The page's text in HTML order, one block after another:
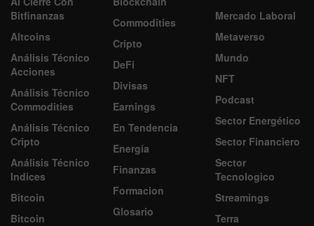
Bitfinanzas
Altcoins
Análisis Técnico
Acciones
Análisis Técnico
Commodities
Análisis Técnico
Cripto
Análisis Técnico
Indices
Bitcoin
Bitcoin
Commodities
Cripto
DeFi
Divisas
Earnings
En Tendencia
Energía
Finanzas
Formacion
Glosario
Mercado Laboral
Metaverso
Mundo
NFT
Podcast
Sector Energético
Sector Financiero
Sector
Tecnologico
Streamings
Terra